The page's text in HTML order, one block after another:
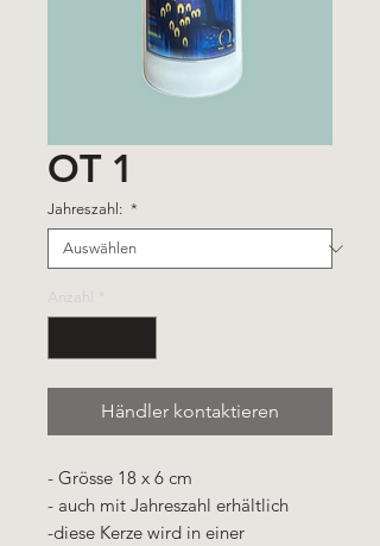
OT 1
Jahreszahl: *
Anzahl
Händler kontaktieren
- Grösse 18 x 6 cm
- auch mit Jahreszahl erhältlich
-diese Kerze wird in einer